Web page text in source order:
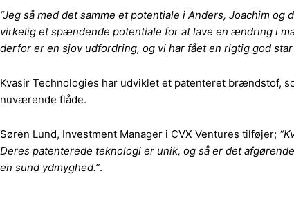
“Jeg så med det samme et potentiale i Anders, Joachim
virkelig et spændende potentiale for at lave en ændring i
derfor er en sjov udfordring, og vi har fået en rigtig god
Kvasir Technologies har udviklet et patenteret brændstof,
nuværende flåde.
Søren Lund, Investment Manager i CVX Ventures tilføjer;
Deres patenterede teknologi er unik, og så er det
en sund ydmyghed.”.